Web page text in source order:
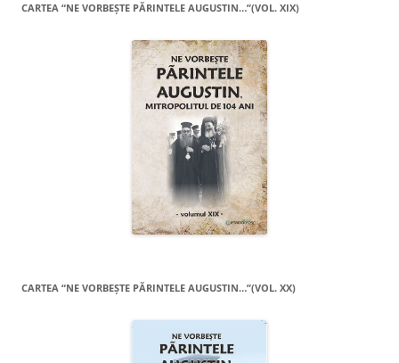
CARTEA “NE VORBEŞTE PĂRINTELE AUGUSTIN…”(VOL. XIX)
CARTEA “NE VORBEŞTE PĂRINTELE AUGUSTIN…”(VOL. XX)